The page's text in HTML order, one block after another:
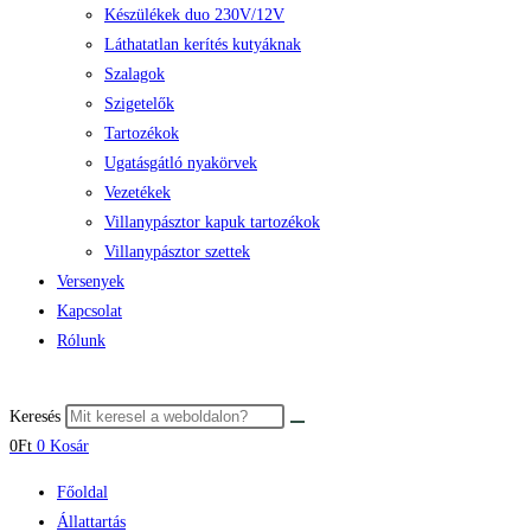
Készülékek duo 230V/12V
Láthatatlan kerítés kutyáknak
Szalagok
Szigetelők
Tartozékok
Ugatásgátló nyakörvek
Vezetékek
Villanypásztor kapuk tartozékok
Villanypásztor szettek
Versenyek
Kapcsolat
Rólunk
Keresés
0Ft 0 Kosár
Főoldal
Állattartás